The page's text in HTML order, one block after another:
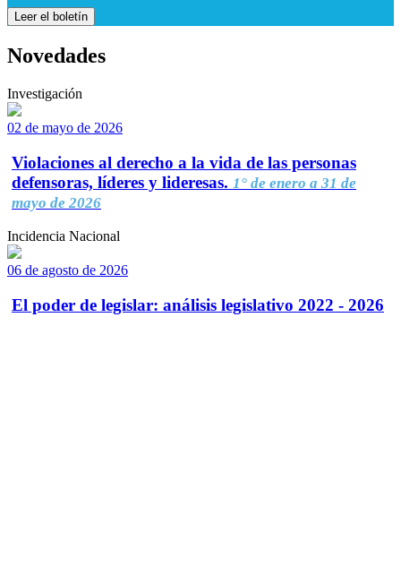
Leer el boletín
Novedades
Investigación
02 de mayo de 2026
Violaciones al derecho a la vida de las personas
defensoras, líderes y lideresas. 1° de enero a 31 de
mayo de 2026
Incidencia Nacional
06 de agosto de 2026
El poder de legislar: análisis legislativo 2022 - 2026